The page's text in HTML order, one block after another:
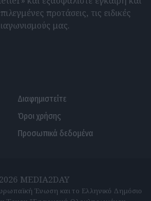
προτάσεις, τις ειδικές
μας.
Διαφημιστείτε
Όροι χρήσης
Προσωπικά δεδομένα
MEDIA2DAY
Ένωση και το Ελληνικό Δημόσιο